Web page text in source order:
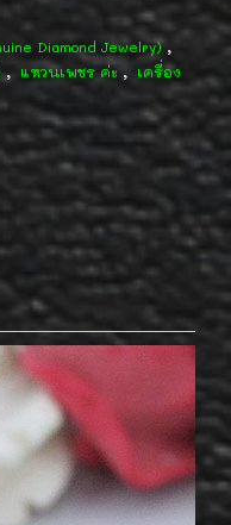
Diamond Jewelry),
, แหวนเพชร ค่ะ , เครื่อง